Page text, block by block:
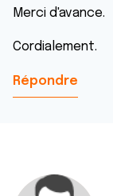
Merci d'avance.
Cordialement.
Répondre